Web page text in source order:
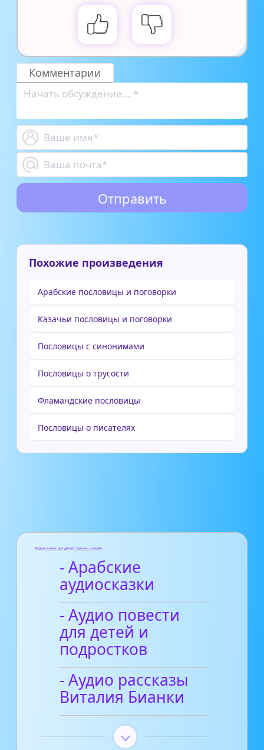
Комментарии
Похожие произведения
Арабские пословицы и поговорки
Казачьи пословицы и поговорки
Пословицы с синонимами
Пословицы о трусости
Фламандские пословицы
Пословицы о писателях
Аудиосказки для детей слушать онлайн
- Арабские
аудиосказки
- Аудио повести
для детей и
подростков
- Аудио рассказы
Виталия Бианки